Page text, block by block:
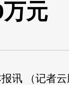
万元
（记者云